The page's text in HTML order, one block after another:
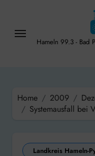
content
Hameln 99.3 - Bad
Home 2009
Systemausfall bei
Landkreis Hameln-